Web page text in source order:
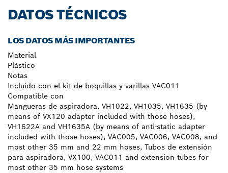
DATOS TÉCNICOS
LOS DATOS MÁS IMPORTANTES
Material
Plástico
Notas
Incluido con el kit de boquillas y varillas VAC011
Compatible con
Mangueras de aspiradora, VH1022, VH1035, VH1635 (by
means of VX120 adapter included with those hoses),
VH1622A and VH1635A (by means of anti-static adapter
included with those hoses), VAC005, VAC006, VAC008, and
most other 35 mm and 22 mm hoses, Tubos de extensión
para aspiradora, VX100, VAC011 and extension tubes for
most other 35 mm hose systems